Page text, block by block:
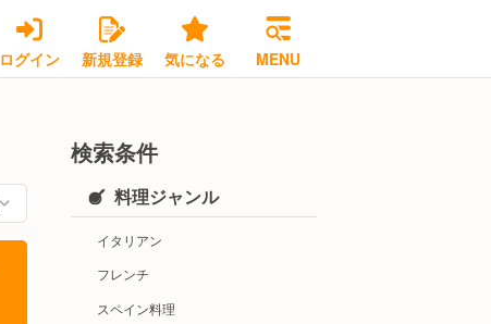
ログイン 新規登録 気になる MENU
検索条件
料理ジャンル
イタリアン
フレンチ
スペイン料理